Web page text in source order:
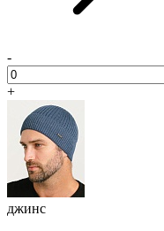
-
+
джинс